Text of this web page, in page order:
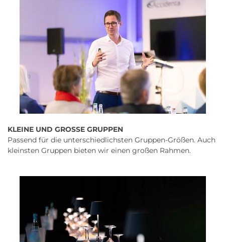
KLEINE UND GROSSE GRUPPEN
Passend für die unterschiedlichsten Gruppen-Größen. Auch
kleinsten Gruppen bieten wir einen großen Rahmen.